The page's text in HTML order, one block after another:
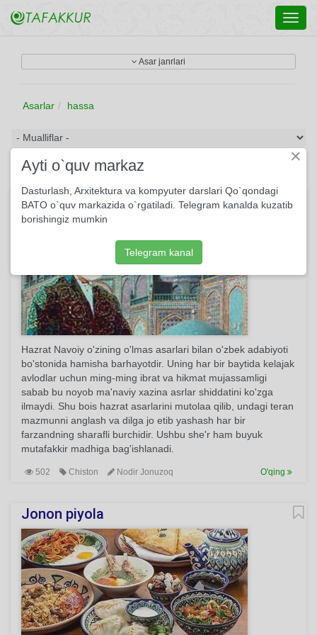
Asar janrlari
Asarlar hassa
Navoiy
Hazrat Navoiy o'zining o'lmas asarlari bilan o'zbek adabiyoti
bo'stonida hamisha barhayotdir. Uning har bir baytida kelajak
avlodlar uchun ming-ming ibrat va hikmat mujassamligi
sabab bu noyob ma'naviy xazina asrlar shiddatini ko'zga
ilmaydi. Shu bois hazrat asarlarini mutolaa qilib, undagi teran
mazmunni anglash va dilga jo etib yashash har bir
farzandning sharafli burchidir. Ushbu she'r ham buyuk
mutafakkir madhiga bag'ishlanadi.
502 Chiston Nodir Jonuzoq O'qing
Jonon piyola
×
Ayti o`quv markaz
Dasturlash, Arxitektura va kompyuter darslari Qo`qondagi
BATO o`quv markazida o`rgatiladi. Telegram kanalda kuzatib
borishingiz mumkin
Telegram kanal